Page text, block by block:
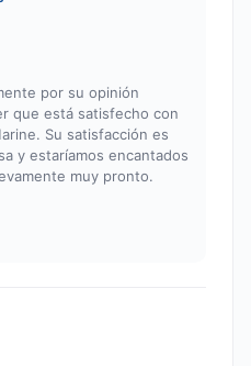
por su opinión
que está satisfecho con
Su satisfacción es
y estaríamos encantados
muy pronto.